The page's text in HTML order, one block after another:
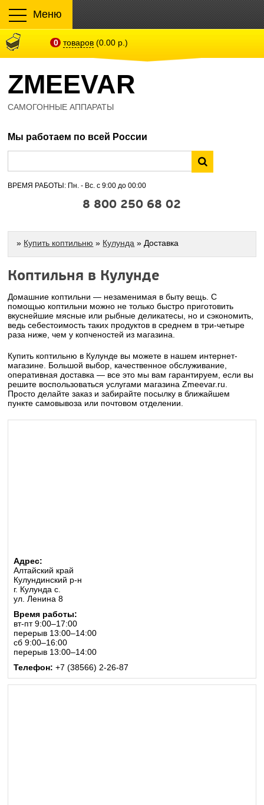
Меню
0 товаров (0.00 р.)
ZMEEVAR
САМОГОННЫЕ АППАРАТЫ
Мы работаем по всей России
ВРЕМЯ РАБОТЫ: Пн. - Вс. с 9:00 до 00:00
8 800 250 68 02
» Купить коптильню » Кулунда » Доставка
Коптильня в Кулунде
Домашние коптильни — незаменимая в быту вещь. С
помощью коптильни можно не только быстро приготовить
вкуснейшие мясные или рыбные деликатесы, но и сэкономить,
ведь себестоимость таких продуктов в среднем в три-четыре
раза ниже, чем у копченостей из магазина.
Купить коптильню в Кулунде вы можете в нашем интернет-
магазине. Большой выбор, качественное обслуживание,
оперативная доставка — все это мы вам гарантируем, если вы
решите воспользоваться услугами магазина Zmeevar.ru.
Просто делайте заказ и забирайте посылку в ближайшем
пункте самовывоза или почтовом отделении.
Адрес:
Алтайский край
Кулундинский р-н
г. Кулунда с.
ул. Ленина 8
Время работы:
вт-пт 9:00–17:00
перерыв 13:00–14:00
сб 9:00–16:00
перерыв 13:00–14:00
Телефон: +7 (38566) 2-26-87